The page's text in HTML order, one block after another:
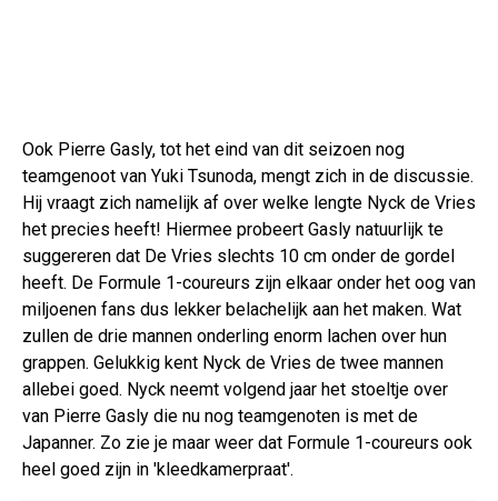
Ook Pierre Gasly, tot het eind van dit seizoen nog
teamgenoot van Yuki Tsunoda, mengt zich in de discussie.
Hij vraagt zich namelijk af over welke lengte Nyck de Vries
het precies heeft! Hiermee probeert Gasly natuurlijk te
suggereren dat De Vries slechts 10 cm onder de gordel
heeft. De Formule 1-coureurs zijn elkaar onder het oog van
miljoenen fans dus lekker belachelijk aan het maken. Wat
zullen de drie mannen onderling enorm lachen over hun
grappen. Gelukkig kent Nyck de Vries de twee mannen
allebei goed. Nyck neemt volgend jaar het stoeltje over
van Pierre Gasly die nu nog teamgenoten is met de
Japanner. Zo zie je maar weer dat Formule 1-coureurs ook
heel goed zijn in 'kleedkamerpraat'.